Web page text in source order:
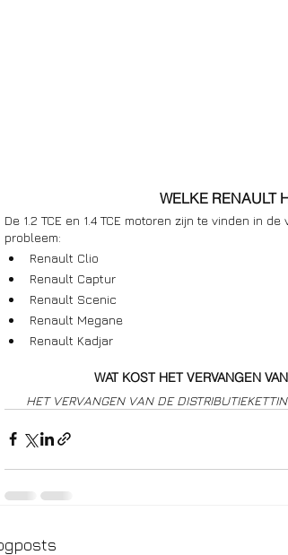
WELKE RENAULT
De 1.2 TCE en 1.4 TCE motoren zijn te vinden in
probleem:
Renault Clio
Renault Captur
Renault Scenic
Renault Megane
Renault Kadjar
WAT KOST HET VERVANGEN
HET VERVANGEN VAN DE